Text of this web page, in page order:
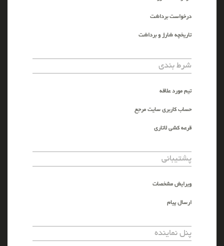
درخواست برداشت
تاریخچه شارژ و برداشت
شرط بندی
تیم مورد علاقه
حساب کاربری سایت مرجع
قرعه کشی لاتاری
پشتیبانی
ویرایش مشخصات
ارسال پیام
پنل نماینده